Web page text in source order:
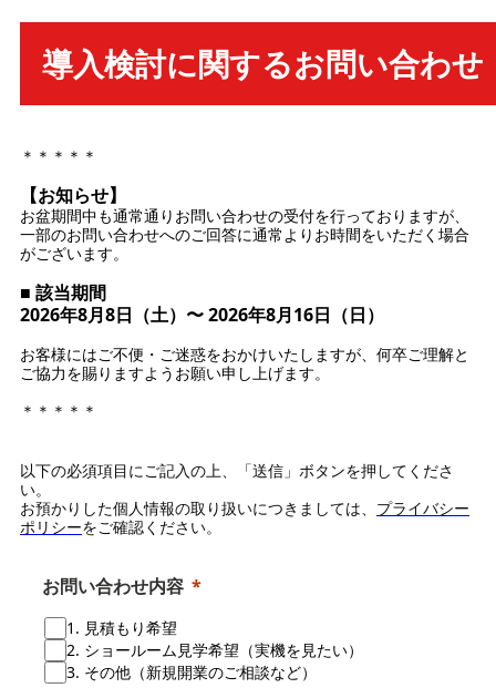
導入検討に関するお問い合わせ
＊＊＊＊＊
【お知らせ】
お盆期間中も通常通りお問い合わせの受付を行っておりますが、
一部のお問い合わせへのご回答に通常よりお時間をいただく場合
がございます。
■ 該当期間
2026年8月8日（土）〜 2026年8月16日（日）
お客様にはご不便・ご迷惑をおかけいたしますが、何卒ご理解と
ご協力を賜りますようお願い申し上げます。
＊＊＊＊＊
以下の必須項目にご記入の上、「送信」ボタンを押してくださ
い。
お預かりした個人情報の取り扱いにつきましては、 プライバシー
ポリシーをご確認ください。
お問い合わせ内容
1. 見積もり希望
2. ショールーム見学希望（実機を見たい）
3. その他（新規開業のご相談など）